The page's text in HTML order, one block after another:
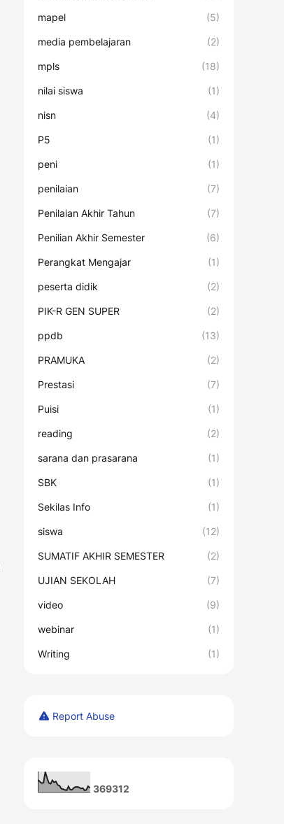
mapel (5)
media pembelajaran (2)
mpls (18)
nilai siswa (1)
nisn (4)
P5 (1)
peni (1)
penilaian (7)
Penilaian Akhir Tahun (7)
Penilian Akhir Semester (6)
Perangkat Mengajar (1)
peserta didik (2)
PIK-R GEN SUPER (2)
ppdb (13)
PRAMUKA (2)
Prestasi (7)
Puisi (1)
reading (2)
sarana dan prasarana (1)
SBK (1)
Sekilas Info (1)
siswa (12)
SUMATIF AKHIR SEMESTER (2)
UJIAN SEKOLAH (7)
video (9)
webinar (1)
Writing (1)
Report Abuse
369312